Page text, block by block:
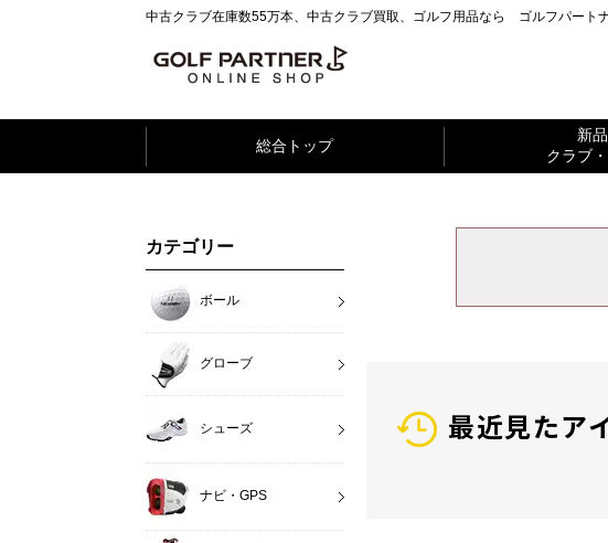
中古クラブ在庫数55万本、中古クラブ買取、ゴルフ用品なら ゴルフパー
総合トップ
新品
クラブ
最近見たア
カテゴリー
ボール
グローブ
シューズ
ナビ・GPS